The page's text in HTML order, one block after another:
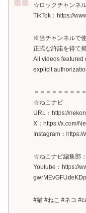
☆ロックチャンネ
TikTok：https://
※当チャンネルで
正式な許諾を得て
All videos featured
explicit
＝＝＝＝＝＝＝＝
☆ねこナビ
URL：https://
X：https://x.com/
Instagram：
☆ねこナビ編集部
Youtube：https://
#猫 #ねこ #ネコ